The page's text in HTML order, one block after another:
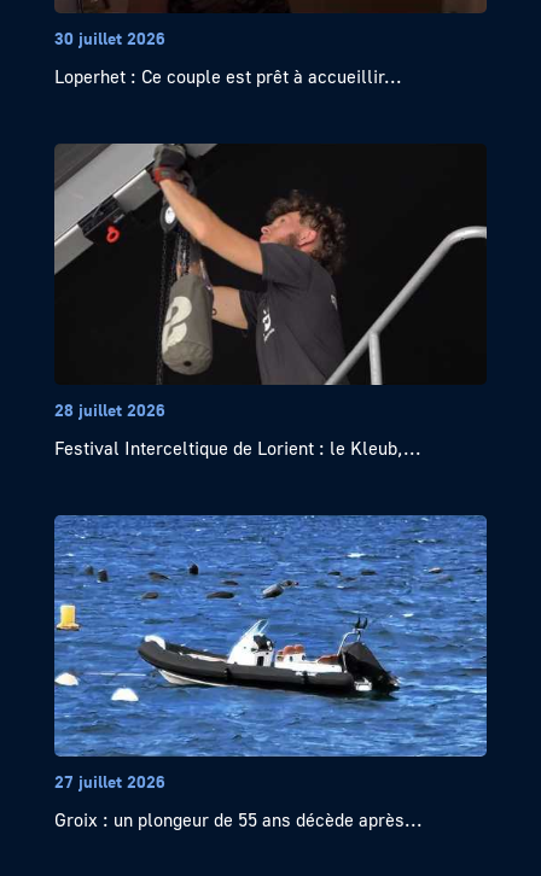
30 juillet 2026
Loperhet : Ce couple est prêt à accueillir...
28 juillet 2026
Festival Interceltique de Lorient : le Kleub,...
27 juillet 2026
Groix : un plongeur de 55 ans décède après...